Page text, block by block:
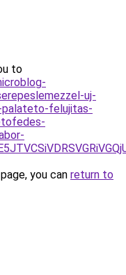
to
uj-
felujitas-
you can return to